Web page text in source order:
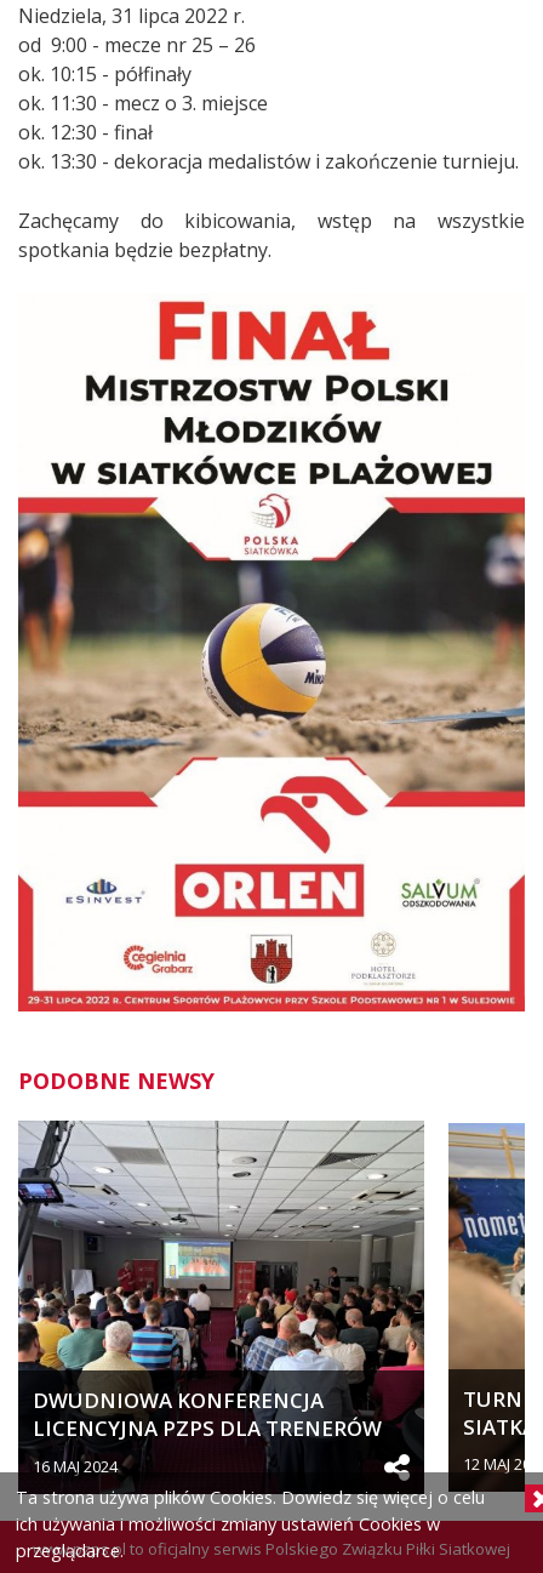
Ta strona używa plików Cookies. Dowiedz się więcej o celu
ich używania i możliwości zmiany ustawień Cookies w
przeglądarce.
Niedziela, 31 lipca 2022 r.
od 9:00 - mecze nr 25 – 26
ok. 10:15 - półfinały
ok. 11:30 - mecz o 3. miejsce
ok. 12:30 - finał
ok. 13:30 - dekoracja medalistów i zakończenie turnieju.
Zachęcamy do kibicowania, wstęp na wszystkie
spotkania będzie bezpłatny.
PODOBNE NEWSY
DWUDNIOWA KONFERENCJA
LICENCYJNA PZPS DLA TRENERÓW
SZCZEBLA...
16 MAJ 2024 12 MAJ
www.pzps.pl to oficjalny serwis Polskiego Związku Piłki Siatkowej